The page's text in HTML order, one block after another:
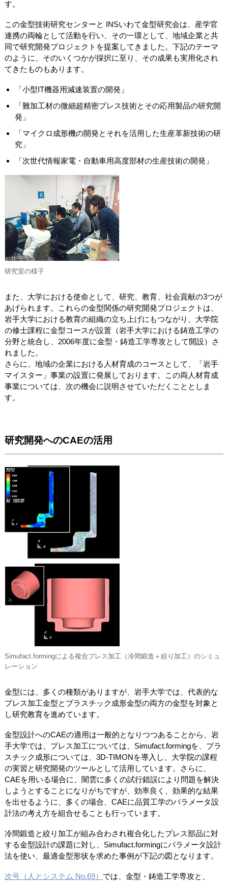
す。
この金型技術研究センターと INSいわて金型研究会は、産学官
連携の両輪として活動を行い、その一環として、地域企業と共
同で研究開発プロジェクトを提案してきました。下記のテーマ
のように、そのいくつかが採択に至り、その成果も実用化され
てきたものもあります。
「小型IT機器用減速装置の開発」
「難加工材の微細超精密プレス技術とその応用製品の研究開
発」
「マイクロ成形機の開発とそれを活用した生産革新技術の研
究」
「次世代情報家電・自動車用高度部材の生産技術の開発」
研究室の様子
また、大学における使命として、研究、教育、社会貢献の3つが
あげられます。これらの金型関係の研究開発プロジェクトは、
岩手大学における教育の組織の立ち上げにもつながり、大学院
の修士課程に金型コースが設置（岩手大学における鋳造工学の
分野と統合し、2006年度に金型・鋳造工学専攻として開設）さ
れました。
さらに、地域の企業における人材育成のコースとして、「岩手
マイスター」事業の設置に発展しております。この両人材育成
事業については、次の機会に説明させていただくこととしま
す。
研究開発へのCAEの活用
Simufact.formingによる複合プレス加工（冷間鍛造＋絞り加工）のシミュ
レーション
金型には、多くの種類がありますが、岩手大学では、代表的な
プレス加工金型とプラスチック成形金型の両方の金型を対象と
し研究教育を進めています。
金型設計へのCAEの適用は一般的となりつつあることから、岩
手大学では、プレス加工については、Simufact.formingを、プラ
スチック成形については、3D-TIMONを導入し、大学院の課程
の実習と研究開発のツールとして活用しています。さらに、
CAEを用いる場合に、闇雲に多くの試行錯誤により問題を解決
しようとすることになりがちですが、効率良く、効果的な結果
を出せるように、多くの場合、CAEに品質工学のパラメータ設
計法の考え方を組合せることも行っています。
冷間鍛造と絞り加工が組み合わされ複合化したプレス部品に対
する金型設計の課題に対し、Simufact.formingにパラメータ設計
法を使い、最適金型形状を求めた事例が下記の図となります。
次号（人とシステム No.69） では、金型・鋳造工学専攻と、